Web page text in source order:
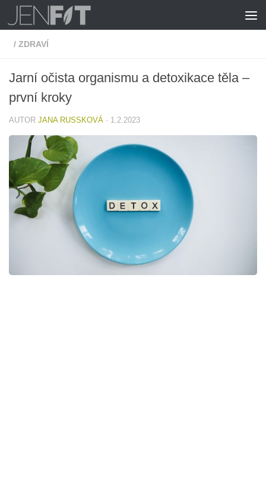
Skip to content
/ ZDRAVÍ
Jarní očista organismu a detoxikace těla –
první kroky
AUTOR JANA RUSSKOVÁ · 1.2.2023